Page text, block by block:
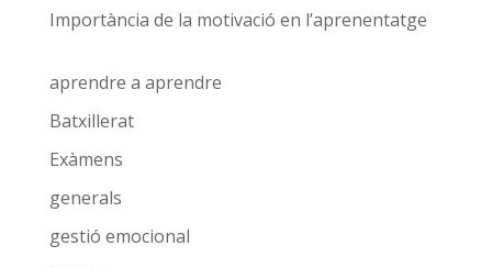
Importància de la motivació en l’aprenentatge
aprendre a aprendre
Batxillerat
Exàmens
generals
gestió emocional